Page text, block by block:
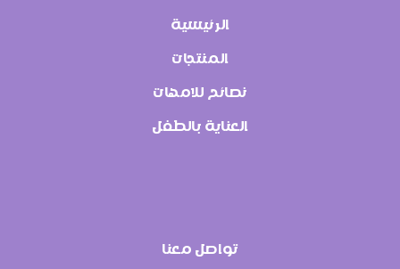
الرئيسية
المنتجات
نصائح للامهات
العناية بالطفل
تواصل معنا